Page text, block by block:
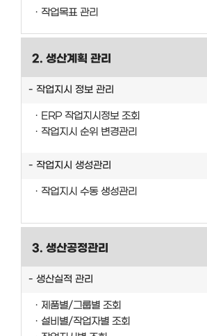
작업목표 관리
2. 생산계획 관리
작업지시 정보 관리
ERP 작업지시정보 조회
작업지시 순위 변경관리
작업지시 생성관리
작업지시 수동 생성관리
3. 생산공정관리
생산실적 관리
제품별/그룹별 조회
설비별/작업자별 조회